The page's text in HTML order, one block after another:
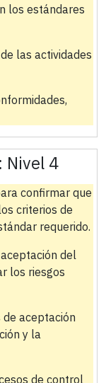
los estándares
las actividades
Nivel 4
confirmar que
criterios de
requerido.
del
los riesgos
aceptación
y la
de control